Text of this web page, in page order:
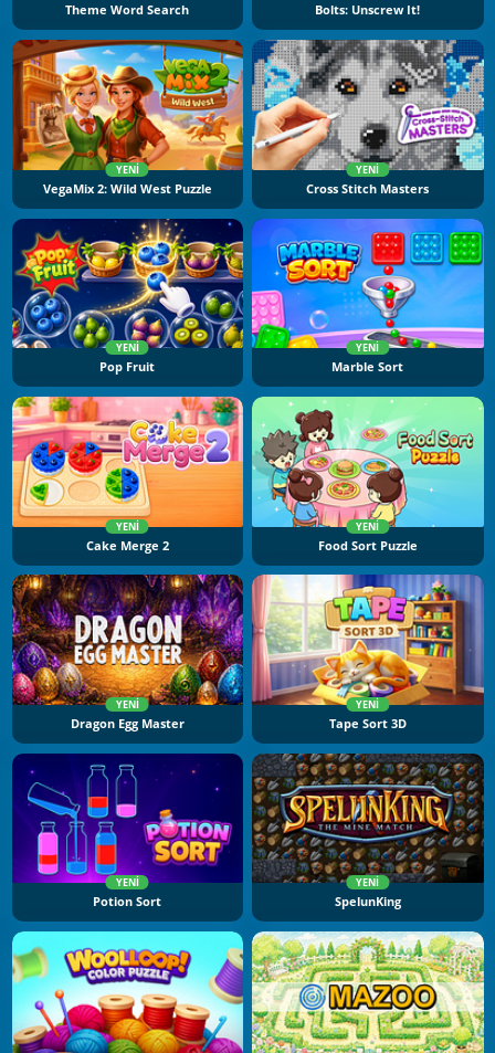
Theme Word Search Bolts: Unscrew It!
YENI
VegaMix 2: Wild West Puzzle
YENI
Cross Stitch Masters
YENI
Pop Fruit
YENI
Marble Sort
YENI
Cake Merge 2
YENI
Food Sort Puzzle
YENI
Dragon Egg Master
YENI
Tape Sort 3D
YENI
Potion Sort
YENI
SpelunKing